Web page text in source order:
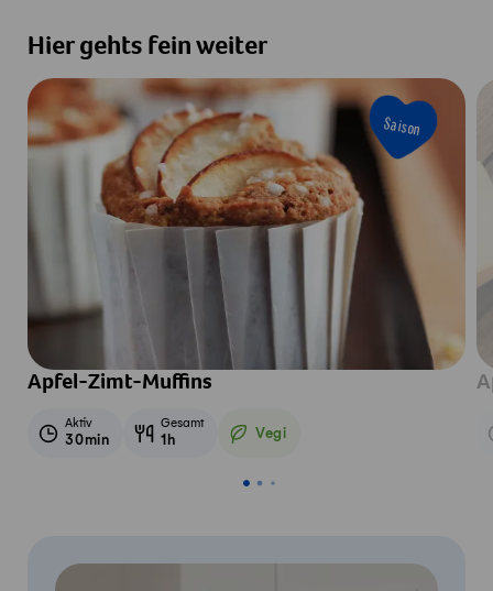
Hier gehts fein weiter
Saison
Apfel-Zimt-Muffins
Aktiv
30min
Gesamt
1h Vegi
Vegetarisch